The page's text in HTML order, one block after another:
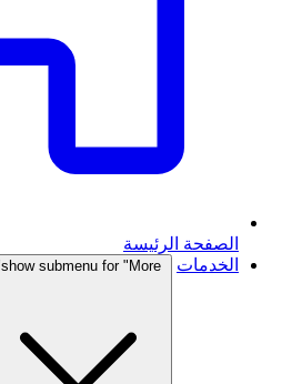
الصفحة الرئيسة
الخدمات
show submenu for "More"